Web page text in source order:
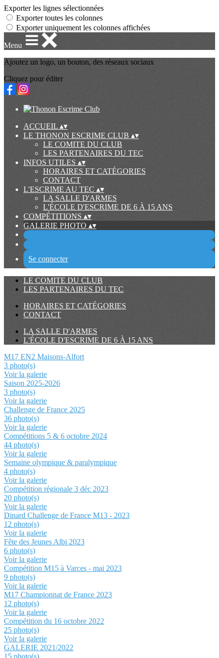
Exporter les lignes sélectionnées
Exporter toutes les colonnes
Exporter uniquement les colonnes affichées
Menu
Ajoutez un logo, un bouton, des réseaux sociaux
Cliquez pour éditer
ACCUEIL ▴▾
LE THONON ESCRIME CLUB ▴▾
LE COMITE DU CLUB
LES PARTENAIRES DU TEC
INFOS UTILES ▴▾
HORAIRES ET CATÉGORIES
CONTACT
L'ESCRIME AU TEC ▴▾
LA SALLE D'ARMES
L'ÉCOLE D'ESCRIME DE 6 À 15 ANS
COMPÉTITIONS ▴▾
GALERIE PHOTO ▴▾
Se connecter
LE COMITE DU CLUB
LES PARTENAIRES DU TEC
HORAIRES ET CATÉGORIES
CONTACT
LA SALLE D'ARMES
L'ÉCOLE D'ESCRIME DE 6 À 15 ANS
M17 EN2 Maisons-Alfort
3 photo(s)
Voir la galerie
Saison 2025-2026
3 photo(s)
Voir la galerie
Challenge de France 2025
36 photo(s)
Voir la galerie
Compétitions 5 & 6 octobre 2024
44 photo(s)
Voir la galerie
Semaine olympique & paralympique
4 photo(s)
Voir la galerie
Compétition régionale 3 déc 2023
20 photo(s)
Voir la galerie
Dinard Challenge de France M13 - 2023
12 photo(s)
Voir la galerie
Fête des Jeunes Albi 2023
6 photo(s)
Voir la galerie
Compétition M15 à Varces - mai 2023
9 photo(s)
Voir la galerie
M17 Championnat de France 2023
12 photo(s)
Voir la galerie
Compétition du 16 octobre 2022
25 photo(s)
Voir la galerie
GALERIE 2021/2022
15 photo(s)